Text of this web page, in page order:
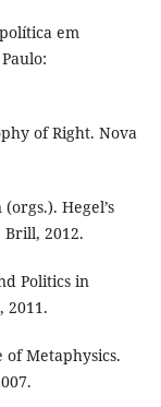
em
of Right. Nova
Hegel’s
Brill, 2012.
Politics in
2011.
of Metaphysics.